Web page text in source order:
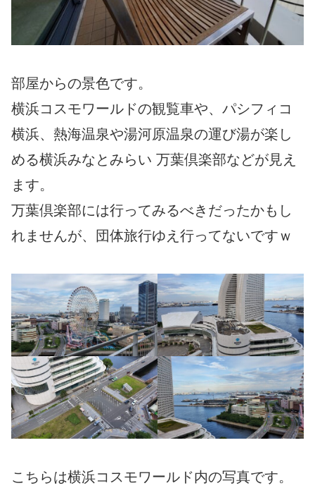
部屋からの景色です。
横浜コスモワールドの観覧車や、パシフィコ
横浜、熱海温泉や湯河原温泉の運び湯が楽し
める横浜みなとみらい 万葉倶楽部などが見え
ます。
万葉倶楽部には行ってみるべきだったかもし
れませんが、団体旅行ゆえ行ってないですｗ
こちらは横浜コスモワールド内の写真です。